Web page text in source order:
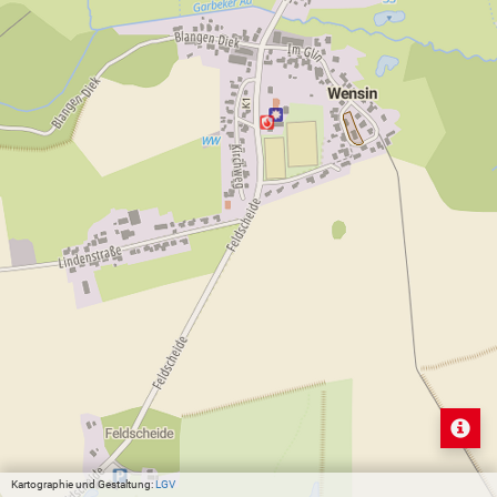
Kartographie und Gestaltung:LGV